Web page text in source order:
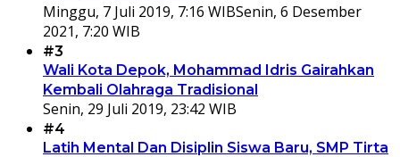
Minggu, 7 Juli 2019, 7:16 WIBSenin, 6 Desember
2021, 7:20 WIB
#3
Wali Kota Depok, Mohammad Idris Gairahkan
Kembali Olahraga Tradisional
Senin, 29 Juli 2019, 23:42 WIB
#4
Latih Mental Dan Disiplin Siswa Baru, SMP Tirta